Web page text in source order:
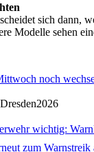
sich dann,
Modelle sehen
noch
wichtig:
zum